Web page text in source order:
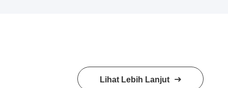
Lihat Lebih Lanjut